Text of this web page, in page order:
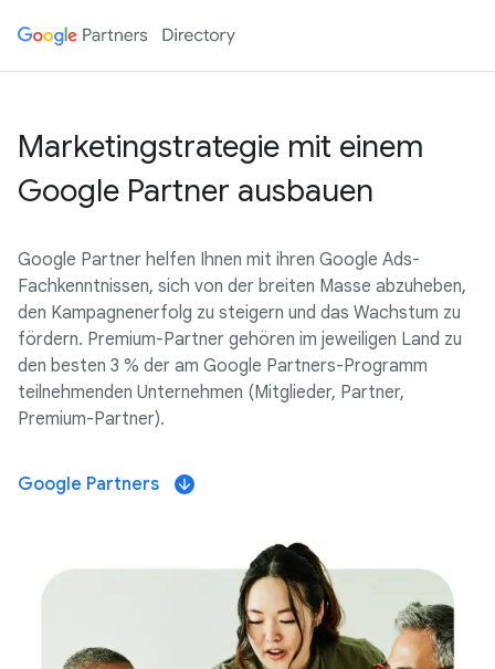
Marketingstrategie mit einem
Google Partner ausbauen
Google Partner helfen Ihnen mit ihren Google Ads-
Fachkenntnissen, sich von der breiten Masse abzuheben,
den Kampagnenerfolg zu steigern und das Wachstum zu
fördern. Premium-Partner gehören im jeweiligen Land zu
den besten 3 % der am Google Partners-Programm
teilnehmenden Unternehmen (Mitglieder, Partner,
Premium-Partner).
Google Partners arrow_downward